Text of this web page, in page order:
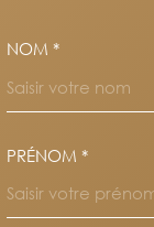
NOM *
PRÉNOM *